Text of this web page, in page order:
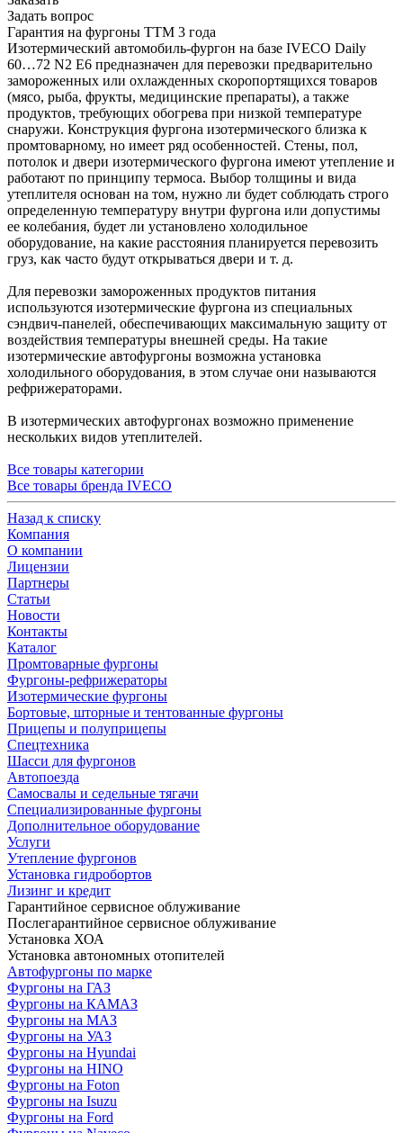
Задать вопрос
Гарантия на фургоны ТТМ 3 года
Изотермический автомобиль-фургон на базе IVECO Daily
60…72 N2 Е6 предназначен для перевозки предварительно
замороженных или охлажденных скоропортящихся товаров
(мясо, рыба, фрукты, медицинские препараты), а также
продуктов, требующих обогрева при низкой температуре
снаружи. Конструкция фургона изотермического близка к
промтоварному, но имеет ряд особенностей. Стены, пол,
потолок и двери изотермического фургона имеют утепление и
работают по принципу термоса. Выбор толщины и вида
утеплителя основан на том, нужно ли будет соблюдать строго
определенную температуру внутри фургона или допустимы
ее колебания, будет ли установлено холодильное
оборудование, на какие расстояния планируется перевозить
груз, как часто будут открываться двери и т. д.
Для перевозки замороженных продуктов питания
используются изотермические фургона из специальных
сэндвич-панелей, обеспечивающих максимальную защиту от
воздействия температуры внешней среды. На такие
изотермические автофургоны возможна установка
холодильного оборудования, в этом случае они называются
рефрижераторами.
В изотермических автофургонах возможно применение
нескольких видов утеплителей.
Все товары категории
Все товары бренда IVECO
Назад к списку
Компания
О компании
Лицензии
Партнеры
Статьи
Новости
Контакты
Каталог
Промтоварные фургоны
Фургоны-рефрижераторы
Изотермические фургоны
Бортовые, шторные и тентованные фургоны
Прицепы и полуприцепы
Спецтехника
Шасси для фургонов
Автопоезда
Самосвалы и седельные тягачи
Специализированные фургоны
Дополнительное оборудование
Услуги
Утепление фургонов
Установка гидробортов
Лизинг и кредит
Гарантийное сервисное облуживание
Послегарантийное сервисное облуживание
Установка ХОА
Установка автономных отопителей
Автофургоны по марке
Фургоны на ГАЗ
Фургоны на КАМАЗ
Фургоны на МАЗ
Фургоны на УАЗ
Фургоны на Hyundai
Фургоны на HINO
Фургоны на Foton
Фургоны на Isuzu
Фургоны на Ford